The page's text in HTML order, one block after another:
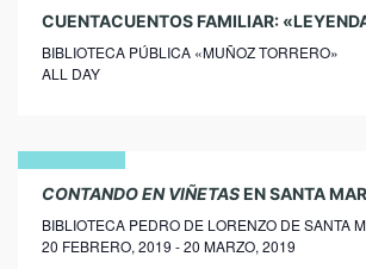
23
abril
2026
BIBLIOTECA PÚBLICA «MUÑOZ TORRERO»
ALL DAY
20
febrero
2019
CONTANDO EN VIÑETASEN SANTA MARTA DE LOS
BIBLIOTECA PEDRO DE LORENZO DE SANTA
20 FEBRERO, 2019 - 20 MARZO, 2019